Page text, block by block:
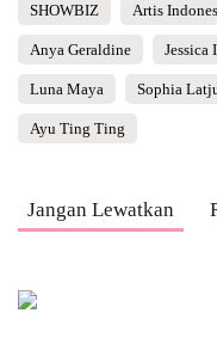
SHOWBIZ Artis
Anya Geraldine Jessica
Luna Maya Sophia
Ayu Ting Ting
Jangan Lewatkan